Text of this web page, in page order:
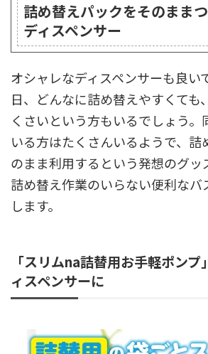
詰め替えパックをそのまま
ディスペンサー
オシャレなディスペンサーも良い
日、どんなに詰め替えやすくても
くさいという方もいるでしょう。
いる方はたくさんいるようで、詰
のまま利用するという発想のグッ
詰め替え作業のいらない便利な
します。
「スリムna詰替用お手軽ポン
ィスペンサーに